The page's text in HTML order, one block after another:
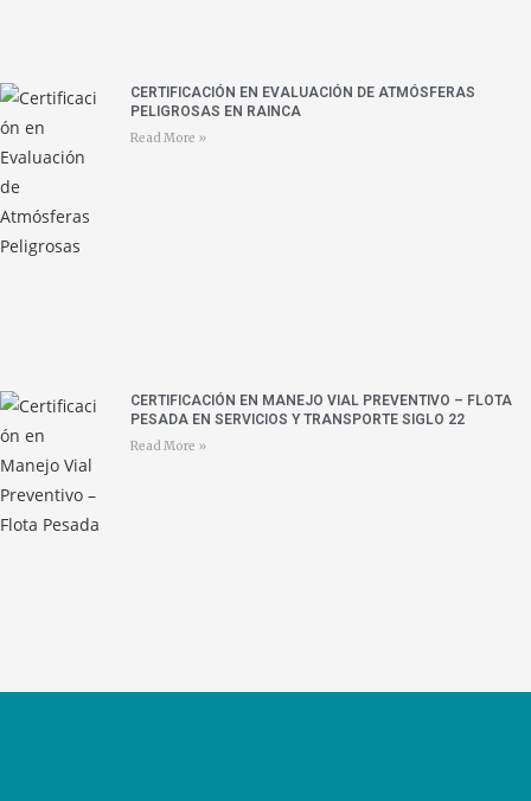
CERTIFICACIÓN EN EVALUACIÓN DE ATMÓSFERAS
PELIGROSAS EN RAINCA
Read More »
CERTIFICACIÓN EN MANEJO VIAL PREVENTIVO – FLOTA
PESADA EN SERVICIOS Y TRANSPORTE SIGLO 22
Read More »